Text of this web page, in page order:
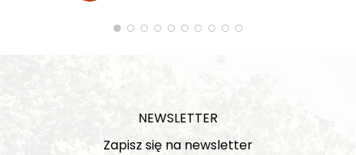
NEWSLETTER
Zapisz się na newsletter